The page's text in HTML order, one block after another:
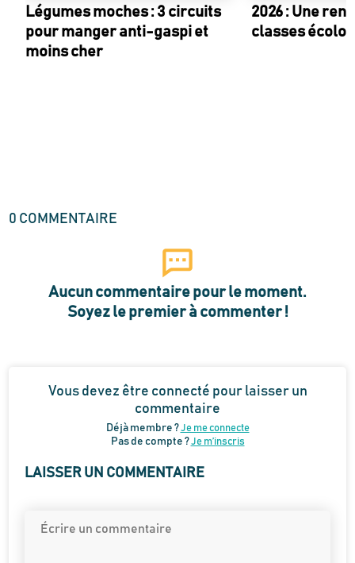
Légumes moches : 3 circuits
pour manger anti-gaspi et
moins cher
2026 : Une
classes écolo !
0 COMMENTAIRE
Aucun commentaire pour le moment.
Soyez le premier à commenter !
Vous devez être connecté pour laisser un
commentaire
Déjà membre ?Je me connecte
Pas de compte ?Je m’inscris
LAISSER UN COMMENTAIRE